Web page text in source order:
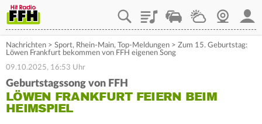
PlaylistStaupilotWetterWebcam
Nachrichten > Sport, Rhein-Main, Top-Meldungen > Zum 15. Geburtstag:
Löwen Frankfurt bekommen von FFH eigenen Song
09.10.2025, 16:53 Uhr
Geburtstagssong von FFH
LÖWEN FRANKFURT FEIERN BEIM
HEIMSPIEL